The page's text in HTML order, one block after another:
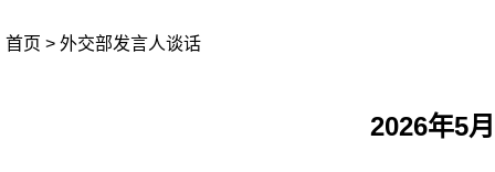
首页 > 外交部发言人谈话
2026年5